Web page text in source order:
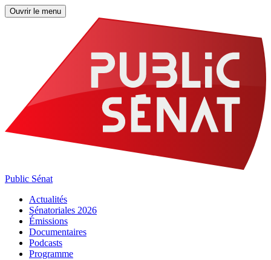
Ouvrir le menu
Public Sénat
Actualités
Sénatoriales 2026
Émissions
Documentaires
Podcasts
Programme